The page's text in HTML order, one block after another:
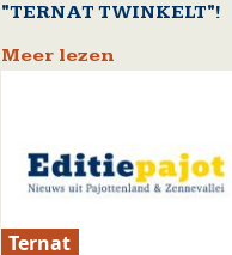
"TERNAT TWINKELT"!
Meer lezen
Ternat